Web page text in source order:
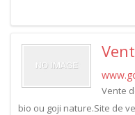
Vente
bio ou goji nature.Site de